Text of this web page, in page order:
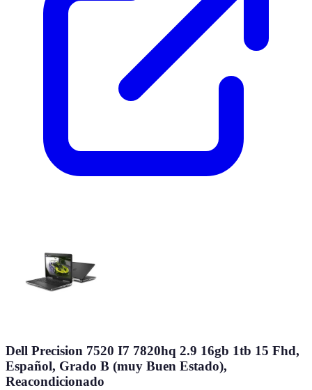
Dell Precision 7520 I7 7820hq 2.9 16gb 1tb 15 Fhd,
Español, Grado B (muy Buen Estado),
Reacondicionado